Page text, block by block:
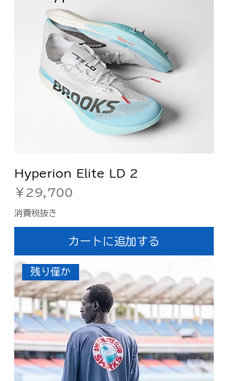
Hyperion Elite LD 2
価格
￥29,700
消費税抜き
カートに追加する
残り僅か